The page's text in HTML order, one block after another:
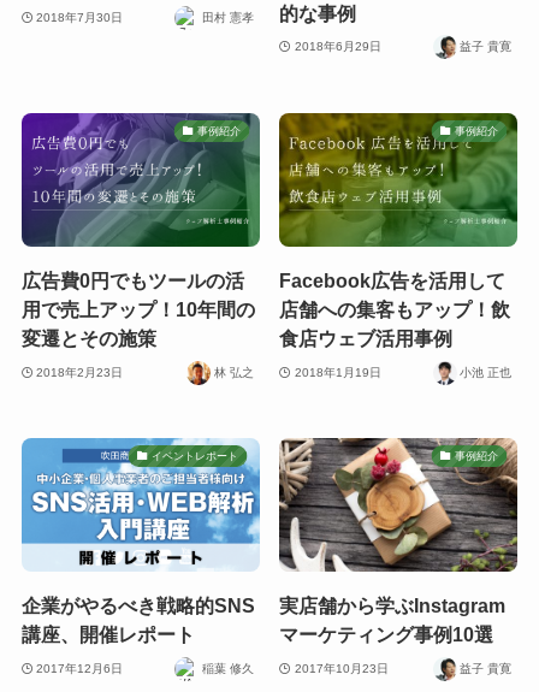
2018年7月30日 田村 憲孝
的な事例
2018年6月29日 益子 貴寛
事例紹介
広告費0円でもツールの活
用で売上アップ！10年間の
変遷とその施策
2018年2月23日 林 弘之
事例紹介
Facebook広告を活用して
店舗への集客もアップ！飲
食店ウェブ活用事例
2018年1月19日 小池 正也
イベントレポート
企業がやるべき戦略的SNS
講座、開催レポート
2017年12月6日 稲葉 修久
事例紹介
実店舗から学ぶInstagram
マーケティング事例10選
2017年10月23日 益子 貴寛